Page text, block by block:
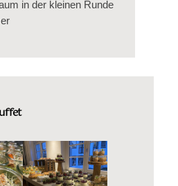
in der kleinen Runde